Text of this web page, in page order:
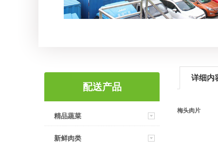
配送产品
精品蔬菜
新鲜肉类
详细内
梅头肉片